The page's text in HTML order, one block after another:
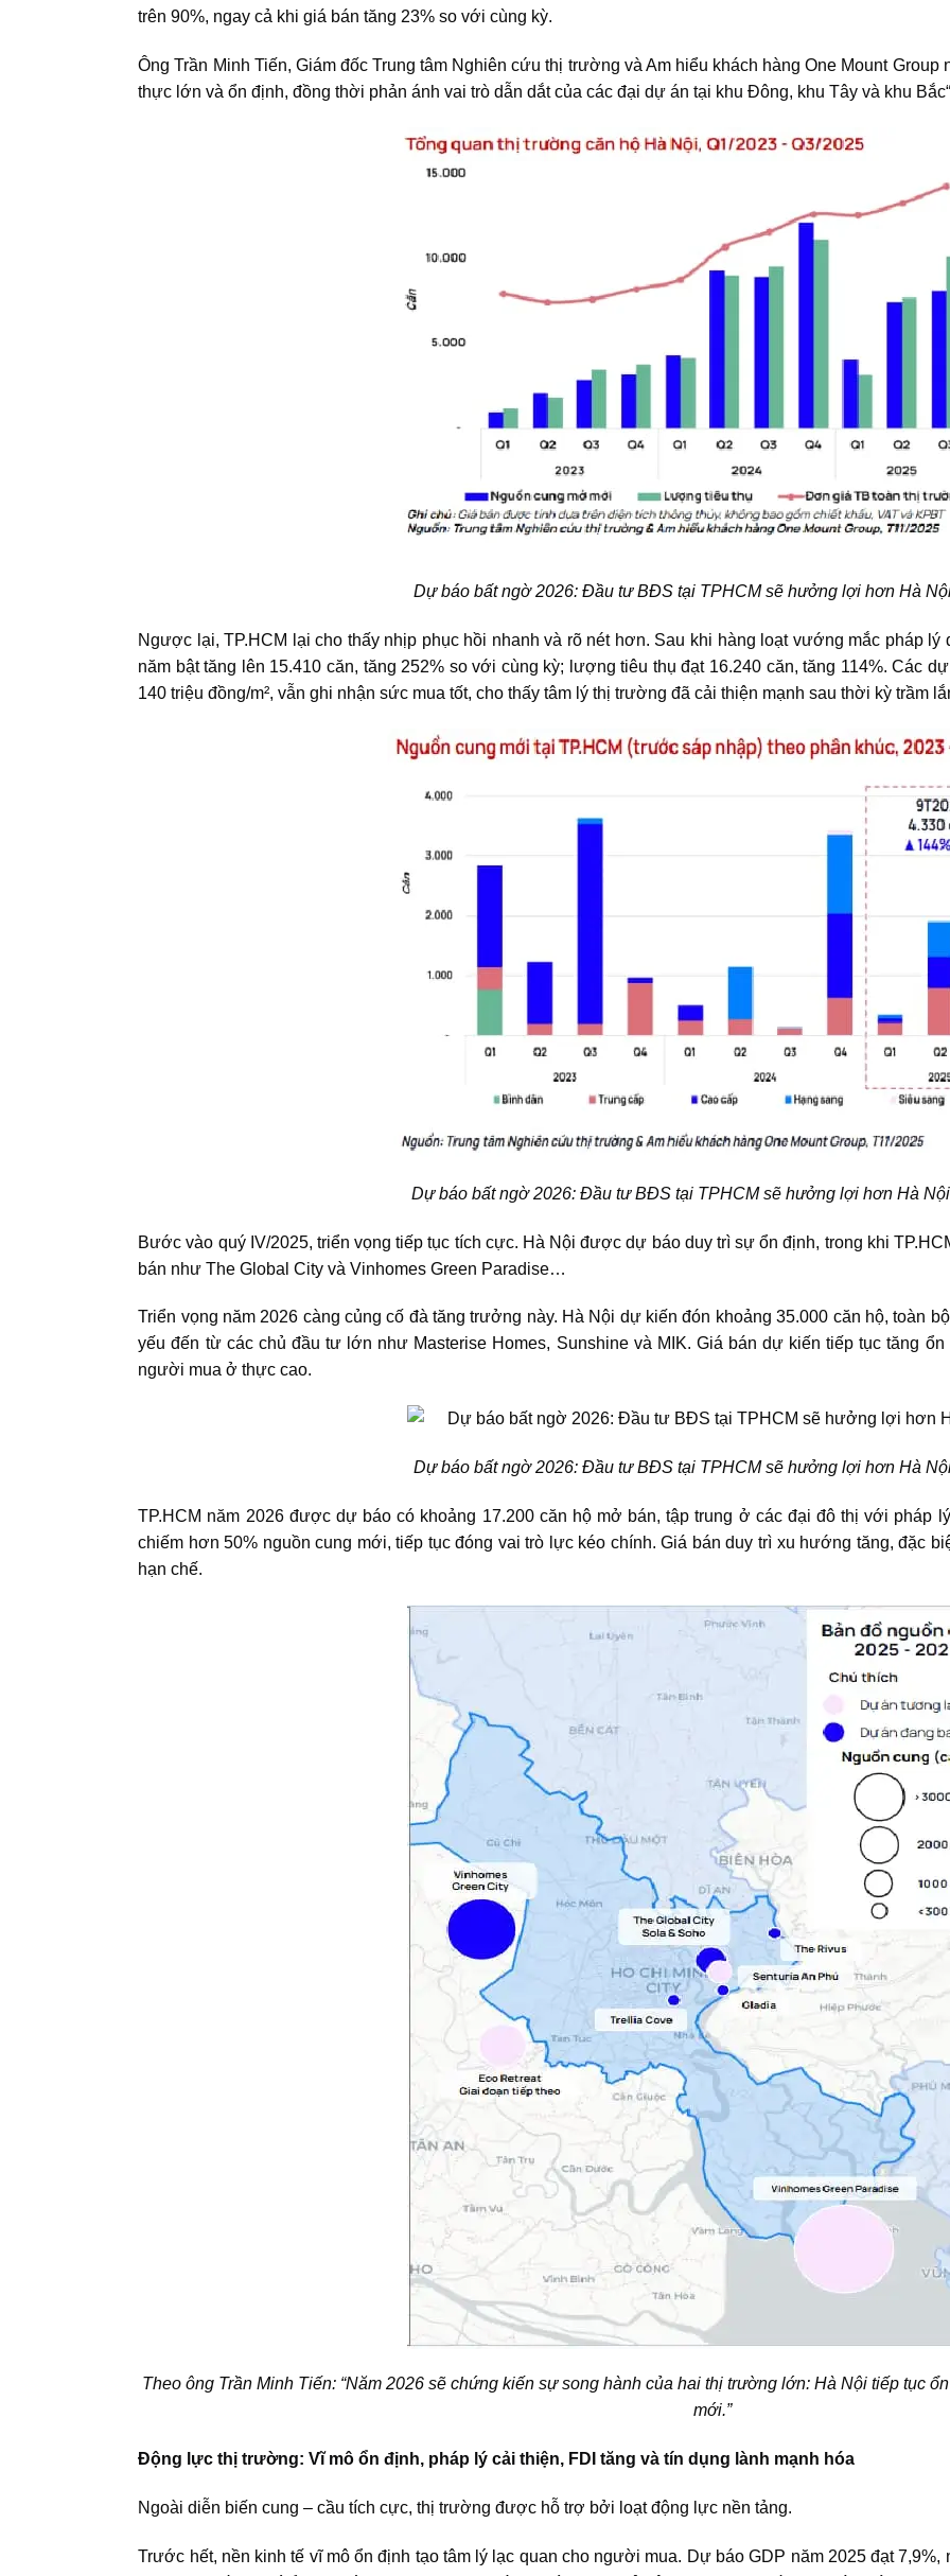
trên 90%, ngay cả khi giá bán tăng 23% so với cùng kỳ.
Ông Trần Minh Tiến, Giám đốc Trung tâm Nghiên cứu thị trường và Am hiểu khách hàng One Mount Group
thực lớn và ổn định, đồng thời phản ánh vai trò dẫn dắt củacác đại dự án tại khu Đông, khu Tây và khu Bắc
Dự báo bất ngờ 2026: Đầu tư BĐS tại TPHCM sẽ hưởng lợi hơn Hà
Ngược lại, TP.HCM lại cho thấy nhịp phục hồi nhanh và rõ nét hơn. Sau khi hàng loạt vướng mắc pháp
năm bật tăng lên 15.410 căn, tăng 252% so với cùng kỳ; lượng tiêu thụ đạt 16.240 căn, tăng 114%. Các
140 triệu đồng/m², vẫn ghi nhận sức mua tốt, cho thấy tâm lý thị trường đã cải thiện mạnh sau thời kỳ trầm
Dự báo bất ngờ 2026: Đầu tư BĐS tại TPHCM sẽ hưởng lợi hơn Hà Nội
Bước vào quý IV/2025, triển vọng tiếp tục tích cực. Hà Nội được dự báo duy trì sự ổn định, trong khi
bán như The Global City và Vinhomes Green Paradise…
Triển vọng năm 2026 càng củng cố đà tăng trưởng này. Hà Nội dự kiến đón khoảng 35.000 căn hộ, toàn
yếu đến từ các chủ đầu tư lớn như Masterise Homes, Sunshine và MIK. Giá bán dự kiến tiếp tục tăng
người mua ở thực cao.
Dự báo bất ngờ 2026: Đầu tư BĐS tại TPHCM sẽ hưởng lợi hơn Hà
TP.HCM năm 2026được dự báo có khoảng 17.200 căn hộ mở bán, tập trung ở các đại đô thị với pháp
chiếm hơn 50% nguồn cung mới, tiếp tục đóng vai trò lực kéo chính. Giá bán duy trì xu hướng tăng, đặc
hạn chế.
Theo ông Trần Minh Tiến: “Năm 2026 sẽ chứng kiến sự song hành của hai thị trường lớn: Hà Nội tiếp tục
mới.”
Động lực thị trường: Vĩ mô ổn định, pháp lý cải thiện, FDI tăng và tín dụng lành mạnh hóa
Ngoài diễn biến cung – cầu tích cực, thị trường được hỗ trợ bởi loạt động lực nền tảng.
Trước hết, nền kinh tế vĩ mô ổn định tạo tâm lý lạc quan cho người mua. Dự báo GDP năm 2025 đạt 7,9%,